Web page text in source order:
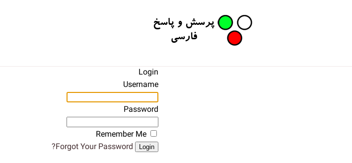
Login
Username
Password
Remember Me
Login
Forgot Your Password?